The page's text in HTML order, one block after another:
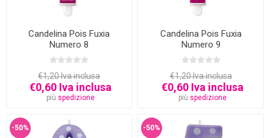
Candelina Pois Fuxia
Numero 8
€1,20 Iva inclusa
€0,60 Iva inclusa
più spedizione
Candelina Pois Fuxia
Numero 9
€1,20 Iva inclusa
€0,60 Iva inclusa
più spedizione
-50% -50%